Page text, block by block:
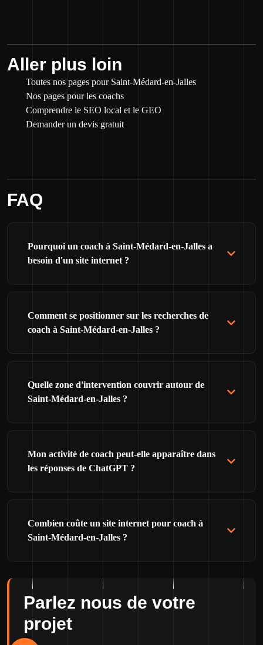
Aller plus loin
Toutes nos pages pour Saint-Médard-en-Jalles
Nos pages pour les coachs
Comprendre le SEO local et le GEO
Demander un devis gratuit
FAQ
Pourquoi un coach à Saint-Médard-en-Jalles a
besoin d'un site internet ?
Comment se positionner sur les recherches de
coach à Saint-Médard-en-Jalles ?
Quelle zone d'intervention couvrir autour de
Saint-Médard-en-Jalles ?
Mon activité de coach peut-elle apparaître dans
les réponses de ChatGPT ?
Combien coûte un site internet pour coach à
Saint-Médard-en-Jalles ?
Parlez nous de votre
projet